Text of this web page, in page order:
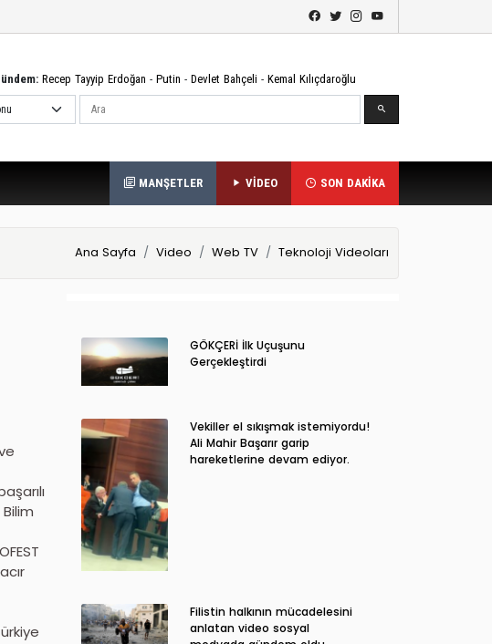
Recep Tayyip Erdoğan - Putin - Devlet Bahçeli - Kemal Kılıçdaroğlu
Ara
MANŞETLER VİDEO SON DAKİKA
Ana Sayfa Video Web TV Teknoloji Videoları
GÖKÇERİ İlk Uçuşunu
Gerçekleştirdi
Vekiller el sıkışmak istemiyordu!
Ali Mahir Başarır garip
hareketlerine devam ediyor.
Filistin halkının mücadelesini
anlatan video sosyal